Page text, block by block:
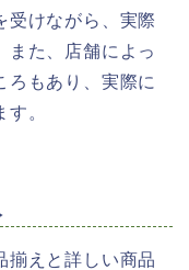
受けながら、実際
また、店舗によっ
ろもあり、実際に
。
揃えと詳しい商品